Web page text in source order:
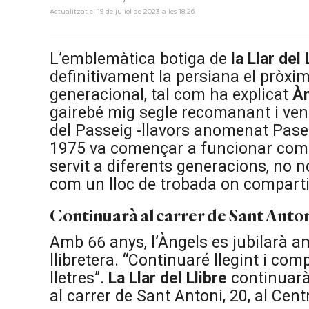
Actualitzat el 19 de juliol de 2023 a les 18:26
L’emblemàtica botiga de la Llar
definitivament la persiana el
generacional, tal com ha explicat
gairebé mig segle recomanant i
del Passeig -llavors anomenat
1975 va començar a funcionar
servit a diferents generacions, no
com un lloc de trobada on
Continuarà al carrer de Sant
Amb 66 anys, l’Àngels es jubilarà
llibretera. “Continuaré llegint i
lletres”. La Llar del Llibre
al carrer de Sant Antoni, 20, al